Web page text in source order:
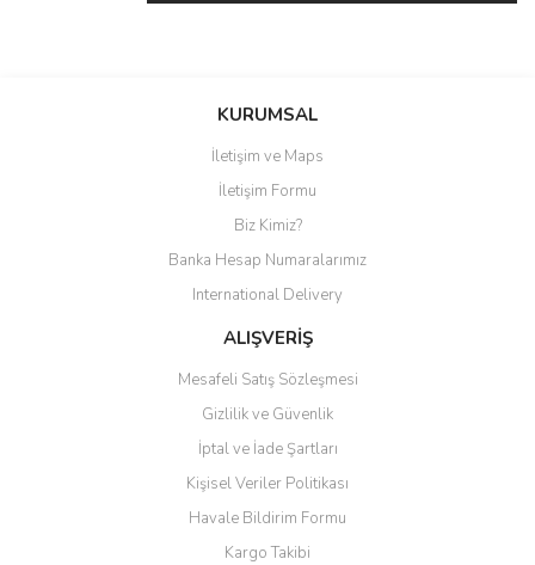
Bu ürüne ilk yorumu siz yapın!
Yorum Yaz
KURUMSAL
İletişim ve Maps
İletişim Formu
Biz Kimiz?
Banka Hesap Numaralarımız
International Delivery
ALIŞVERİŞ
Mesafeli Satış Sözleşmesi
Gizlilik ve Güvenlik
İptal ve İade Şartları
Kişisel Veriler Politikası
Havale Bildirim Formu
Kargo Takibi